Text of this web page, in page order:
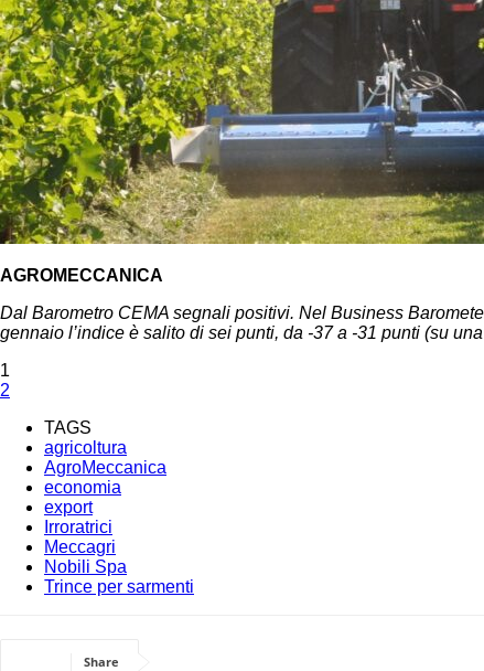
AGROMECCANICA
Dal Barometro CEMA segnali positivi. Nel Business
gennaio l’indice è salito di sei punti, da -37 a -31 punti (su
1
2
TAGS
agricoltura
AgroMeccanica
economia
export
Irroratrici
Meccagri
Nobili Spa
Trince per sarmenti
Share